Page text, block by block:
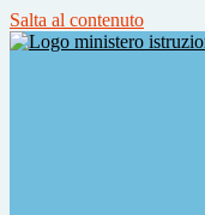
Salta al contenuto